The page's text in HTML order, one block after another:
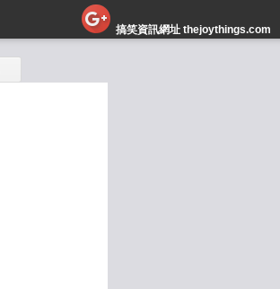
搞笑資訊網址 thejoythings.com